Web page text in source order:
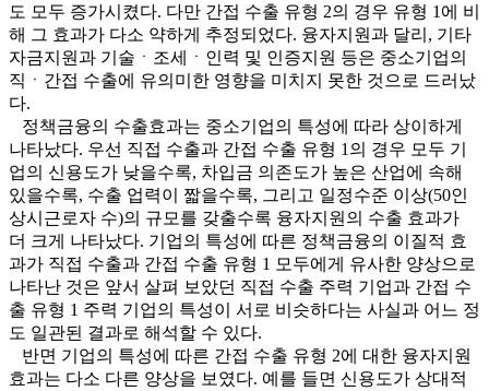
도 모두 증가시켰다. 다만 간접 수출 유형 2의 경우 유형 1에 비
해 그 효과가 다소 약하게 추정되었다. 융자지원과 달리, 기타
자금지원과 기술ㆍ조세ㆍ인력 및 인증지원 등은 중소기업의
직ㆍ간접 수출에 유의미한 영향을 미치지 못한 것으로 드러났
다.
정책금융의 수출효과는 중소기업의 특성에 따라 상이하게
나타났다. 우선 직접 수출과 간접 수출 유형 1의 경우 모두 기
업의 신용도가 낮을수록, 차입금 의존도가 높은 산업에 속해
있을수록, 수출 업력이 짧을수록, 그리고 일정수준 이상(50인
상시근로자 수)의 규모를 갖출수록 융자지원의 수출 효과가
더 크게 나타났다. 기업의 특성에 따른 정책금융의 이질적 효
과가 직접 수출과 간접 수출 유형 1 모두에게 유사한 양상으로
나타난 것은 앞서 살펴 보았던 직접 수출 주력 기업과 간접 수
출 유형 1 주력 기업의 특성이 서로 비슷하다는 사실과 어느 정
도 일관된 결과로 해석할 수 있다.
반면 기업의 특성에 따른 간접 수출 유형 2에 대한 융자지원
효과는 다소 다른 양상을 보였다. 예를 들면 신용도가 상대적